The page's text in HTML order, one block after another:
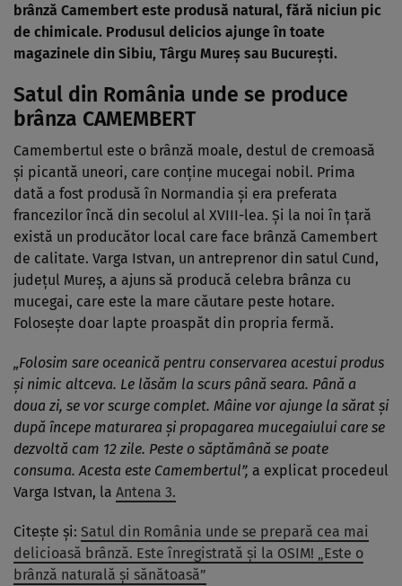
brânză Camembert este produsă natural, fără niciun pic
de chimicale. Produsul delicios ajunge în toate
magazinele din Sibiu, Târgu Mureş sau Bucureşti.
Satul din România unde se produce
brânza CAMEMBERT
Camembertul este o brânză moale, destul de cremoasă
și picantă uneori, care conține mucegai nobil. Prima
dată a fost produsă în Normandia și era preferata
francezilor încă din secolul al XVIII-lea. Și la noi în țară
există un producător local care face brânză Camembert
de calitate. Varga Istvan, un antreprenor din satul Cund,
județul Mureș, a ajuns să producă celebra brânza cu
mucegai, care este la mare căutare peste hotare.
Folosește doar lapte proaspăt din propria fermă.
„Folosim sare oceanică pentru conservarea acestui produs
şi nimic altceva. Le lăsăm la scurs până seara. Până a
doua zi, se vor scurge complet. Mâine vor ajunge la sărat şi
după începe maturarea şi propagarea mucegaiului care se
dezvoltă cam 12 zile. Peste o săptămână se poate
consuma. Acesta este Camembertul”, a explicat procedeul
Varga Istvan, la Antena 3.
Citește și: Satul din România unde se prepară cea mai
delicioasă brânză. Este înregistrată și la OSIM! „Este o
brânză naturală și sănătoasă”